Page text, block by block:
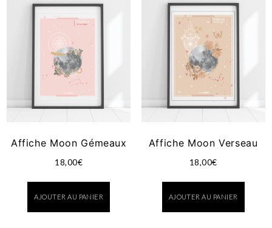
Affiche Moon Gémeaux
18,00€
AJOUTER AU PANIER
Affiche Moon Verseau
18,00€
AJOUTER AU PANIER